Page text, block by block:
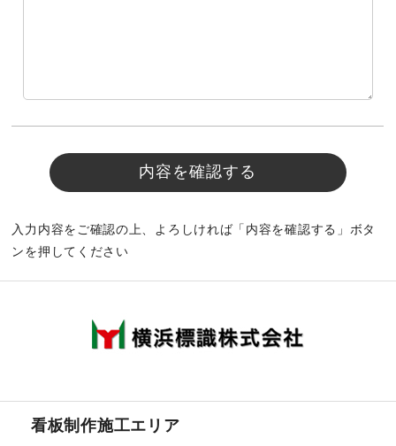
入力内容をご確認の上、よろしければ「内容を確認する」ボタ
ンを押してください
看板制作施工エリア